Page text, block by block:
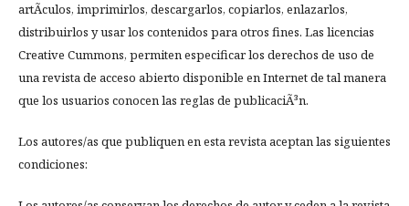
artÃ­culos, imprimirlos, descargarlos, copiarlos, enlazarlos,
distribuirlos y usar los contenidos para otros fines. Las licencias
Creative Cummons, permiten especificar los derechos de uso de
una revista de acceso abierto disponible en Internet de tal manera
que los usuarios conocen las reglas de publicaciÃ³n.
Los autores/as que publiquen en esta revista aceptan las siguientes
condiciones: